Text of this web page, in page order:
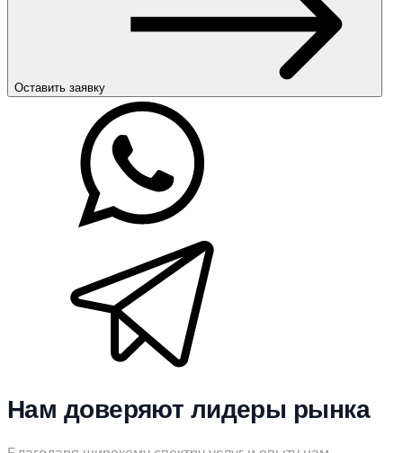
Оставить заявку
Нам доверяют лидеры рынка